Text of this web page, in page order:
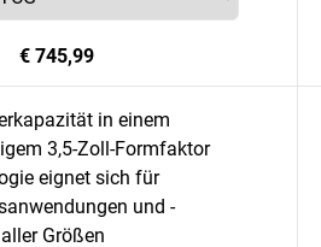
€ 745,99
in einem
3,5-Zoll-Formfaktor
eignet sich für
und -
Größen